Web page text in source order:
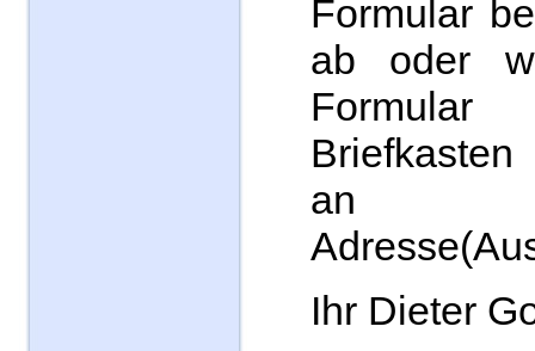
Formular
ab oder
an
Ihr Dieter